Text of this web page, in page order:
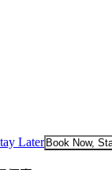
Later Book Now,